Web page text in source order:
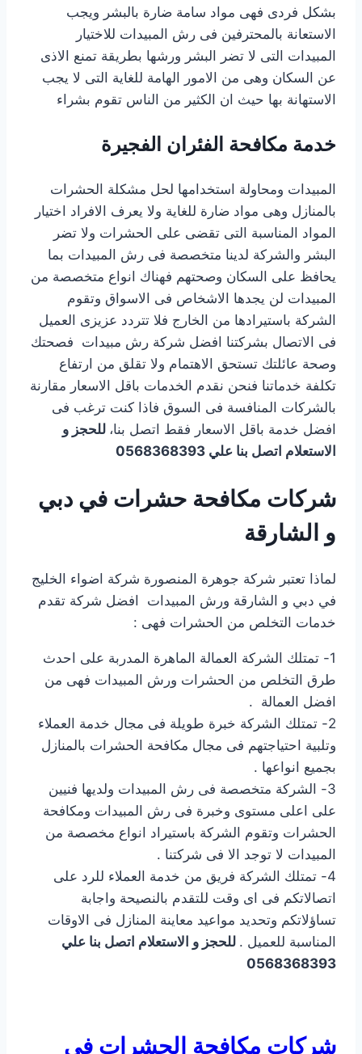
بشكل فردى فهى مواد سامة ضارة بالبشر ويجب
الاستعانة بالمحترفين فى رش المبيدات للاختيار
المبيدات التى لا تضر البشر ورشها بطريقة تمنع الاذى
عن السكان وهى من الامور الهامة للغاية التى لا يجب
الاستهانة بها حيث ان الكثير من الناس تقوم بشراء
خدمة مكافحة الفئران الفجيرة
المبيدات ومحاولة استخدامها لحل مشكلة الحشرات
بالمنازل وهى مواد ضارة للغاية ولا يعرف الافراد اختيار
المواد المناسبة التى تقضى على الحشرات ولا تضر
البشر والشركة لدينا متخصصة فى رش المبيدات بما
يحافظ على السكان وصحتهم فهناك انواع متخصصة من
المبيدات لن يجدها الاشخاص فى الاسواق وتقوم
الشركة باستيرادها من الخارج فلا تتردد عزيزى العميل
فى الاتصال بشركتنا افضل شركة رش مبيدات فصحتك
وصحة عائلتك تستحق الاهتمام ولا تقلق من ارتفاع
تكلفة خدماتنا فنحن نقدم الخدمات باقل الاسعار مقارنة
بالشركات المنافسة فى السوق فاذا كنت ترغب فى
افضل خدمة باقل الاسعار فقط اتصل بنا، للحجز و
الاستعلام اتصل بنا علي 0568368393
شركات مكافحة حشرات في دبي
و الشارقة
لماذا تعتبر شركة جوهرة المنصورة شركة اضواء الخليج
في دبي و الشارقة ورش المبيدات افضل شركة تقدم
خدمات التخلص من الحشرات فهى :
1- تمتلك الشركة العمالة الماهرة المدربة على احدث
طرق التخلص من الحشرات ورش المبيدات فهى من
افضل العمالة .
2- تمتلك الشركة خبرة طويلة فى مجال خدمة العملاء
وتلبية احتياجتهم فى مجال مكافحة الحشرات بالمنازل
بجميع انواعها .
3- الشركة متخصصة فى رش المبيدات ولديها فنيين
على اعلى مستوى وخبرة فى رش المبيدات ومكافحة
الحشرات وتقوم الشركة باستيراد انواع مخصصة من
المبيدات لا توجد الا فى شركتنا .
4- تمتلك الشركة فريق من خدمة العملاء للرد على
اتصالاتكم فى اى وقت للتقدم بالنصيحة واجابة
تساؤلاتكم وتحديد مواعيد معاينة المنازل فى الاوقات
المناسبة للعميل . للحجز و الاستعلام اتصل بنا علي
0568368393
شركات مكافحة الحشرات في